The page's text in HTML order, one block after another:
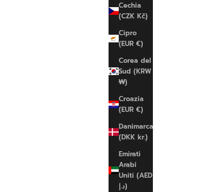
Cechia
(CZK Kč)
Cipro
(EUR €)
Corea del
Sud (KRW
₩)
Croazia
(EUR €)
Danimarca
(DKK kr.)
Emirati
Arabi
Uniti (AED
د.إ)